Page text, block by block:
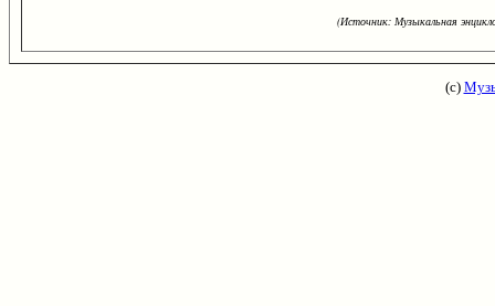
(Источник: Музыкальная
(с)